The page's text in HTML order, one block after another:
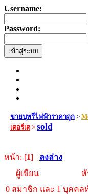
Username:
Password:
ขายบุหรี่ไฟฟ้าราคาถูก>
เดอร์เด> sold
หน้า: [1] ลงล่าง
ผู้เขียน
หั
0 สมาชิก และ 1 บุคคล